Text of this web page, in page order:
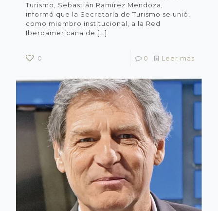
Turismo, Sebastián Ramírez Mendoza,
informó que la Secretaría de Turismo se unió,
como miembro institucional, a la Red
Iberoamericana de […]
0 0 Leer más